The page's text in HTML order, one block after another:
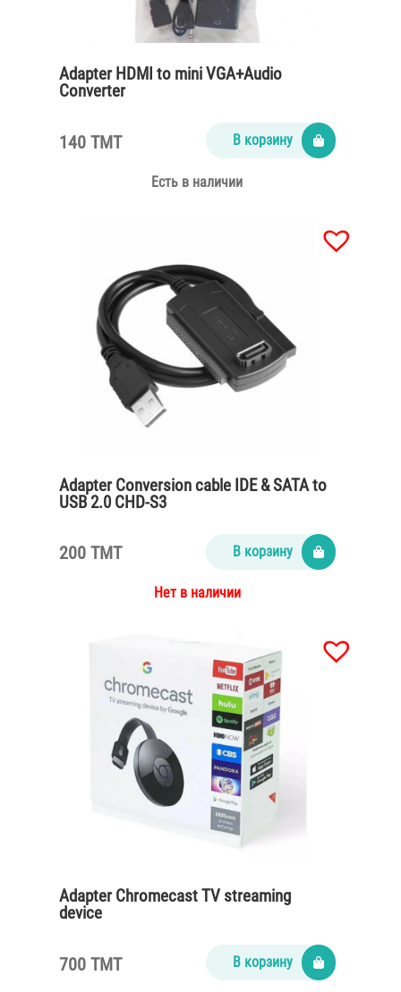
Adapter HDMI to mini VGA+Audio
Converter
140 TMT В корзину
Есть в наличии
Adapter Conversion cable IDE & SATA to
USB 2.0 CHD-S3
200 TMT В корзину
Нет в наличии
Adapter Chromecast TV streaming
device
700 TMT В корзину